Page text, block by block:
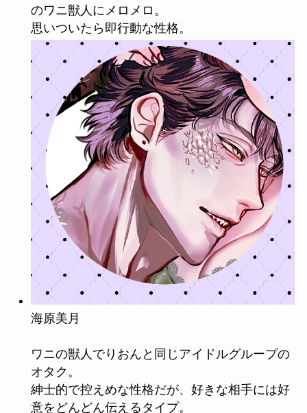
のワニ獣人にメロメロ。
思いついたら即行動な性格。
海原美月
ワニの獣人でりおんと同じアイドルグループの
オタク。
紳士的で控えめな性格だが、好きな相手には好
意をどんどん伝えるタイプ。